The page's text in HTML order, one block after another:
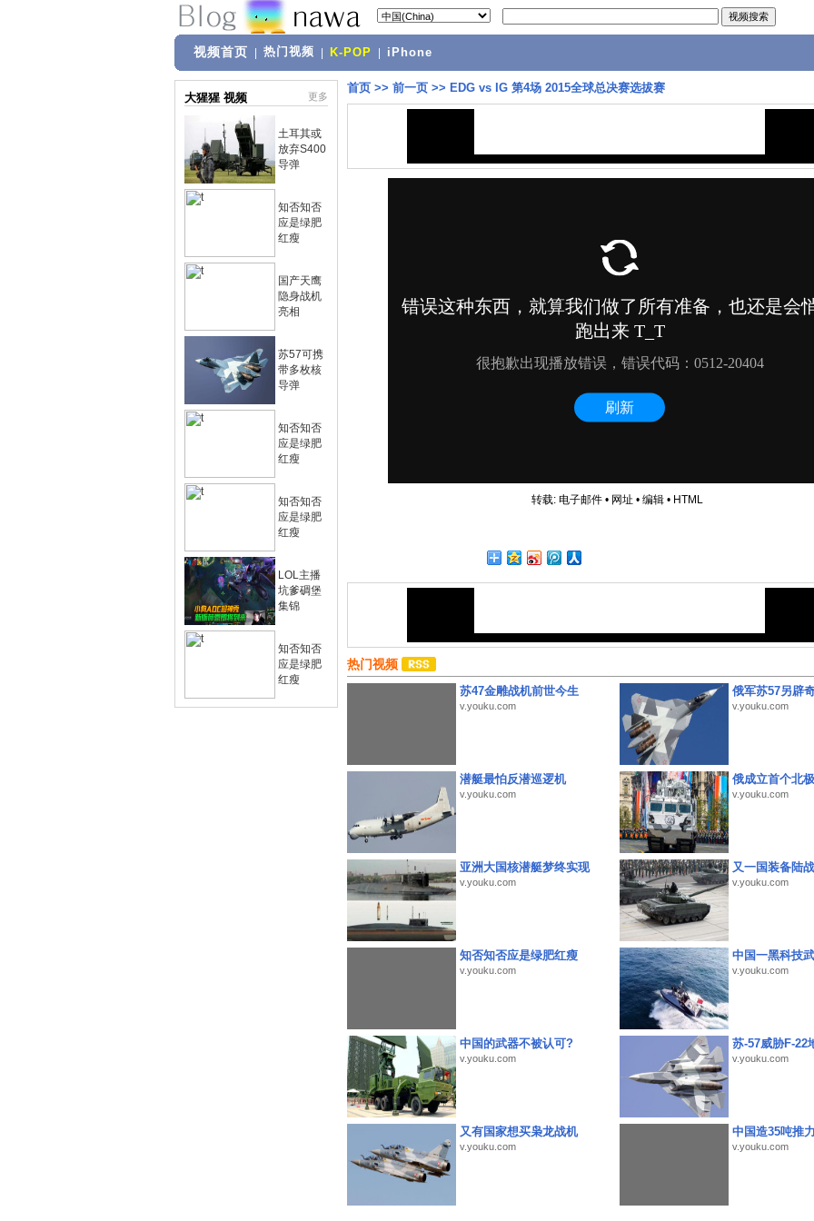
视频首页 热门视频 K-POP iPhone
大猩猩 视频 更多
土耳其或
放弃S400
导弹
知否知否
应是绿肥
红瘦
国产天鹰
隐身战机
亮相
苏57可携
带多枚核
导弹
知否知否
应是绿肥
红瘦
知否知否
应是绿肥
红瘦
LOL主播
坑爹碉堡
集锦
知否知否
应是绿肥
红瘦
首页 >> 前一页 >> EDG vs IG 第4场 2015全球总决赛选拔赛
转载: 电子邮件• 网址 • 编辑• HTML
热门视频
苏47金雕战机前世今生
v.youku.com
俄军苏57另辟
v.youku.com
潜艇最怕反潜巡逻机
v.youku.com
俄成立首个北
v.youku.com
亚洲大国核潜艇梦终实现
v.youku.com
又一国装备陆
v.youku.com
知否知否应是绿肥红瘦
v.youku.com
中国一黑科技
v.youku.com
中国的武器不被认可?
v.youku.com
苏-57威胁F-22
v.youku.com
又有国家想买枭龙战机
v.youku.com
中国造35吨推
v.youku.com